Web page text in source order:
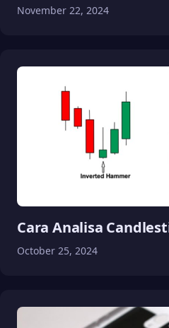
November 22, 2024
Cara Analisa
October 25, 2024